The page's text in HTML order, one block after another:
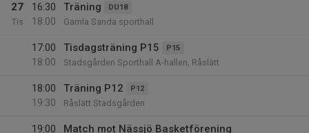
27
Tis
16:30
18:00
Träning DU18
Gamla Sanda sporthall
17:00
18:00
Tisdagsträning P15 P15
Stadsgården Sporthall A-hallen, Råslätt
18:00
19:30
Träning P12 P12
Råslätt Stadsgården
19:00
Match mot Nässjö Basketförening